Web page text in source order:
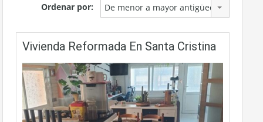
Ordenar por: De menor a mayor antigüedad
Vivienda Reformada En Santa Cristina